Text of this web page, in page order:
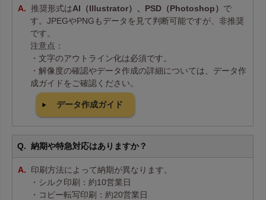
推奨形式はAI（Illustrator）、PSD（Photoshop） で
す。JPEGやPNGもデータを見て判断可能ですが、非推奨
です。
注意点：
・文字のアウトライン化は必須です。
・解像度の確認やデータ作成の詳細については、データ作
成ガイドをご確認ください。
データ作成ガイド
納期や特急対応はありますか？
印刷方法によって納期が異なります。
・シルク印刷：約10営業日
・コピー転写印刷：約20営業日